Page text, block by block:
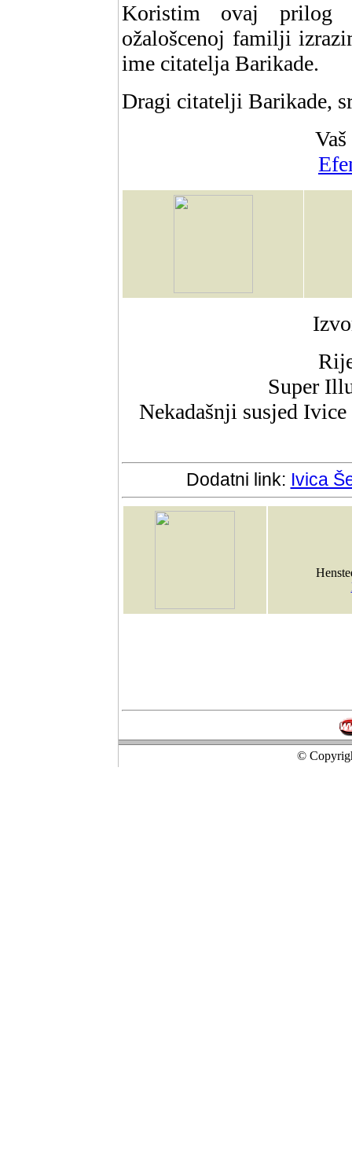
Koristim ovaj prilog
ožalošcenoj familji
ime citatelja Barikade.
Dragi citatelji Barikade,
Super
Nekadašnji susjed
Dodatni link: Ivica
©